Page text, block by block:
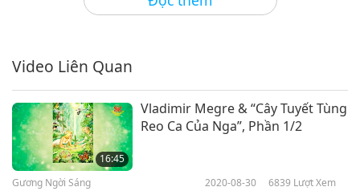
practice law in Australia. Marie, determined to
University of Sydney. Determined and
Law degree in 1924, becoming the first woman
allowed to practice law in New South Wales. Ms.
Byles was not interested in seeking money nor
fame through her legal practice. Rather, she used
Video Liên Quan
16:45
Vladimir Megre & “Cây Tuyết Tùng
Reo Ca Của Nga”, Phần 1/2
Gương Ngời Sáng 2020-08-30 6839 Lượt Xem